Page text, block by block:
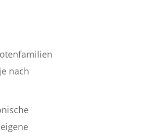
nach